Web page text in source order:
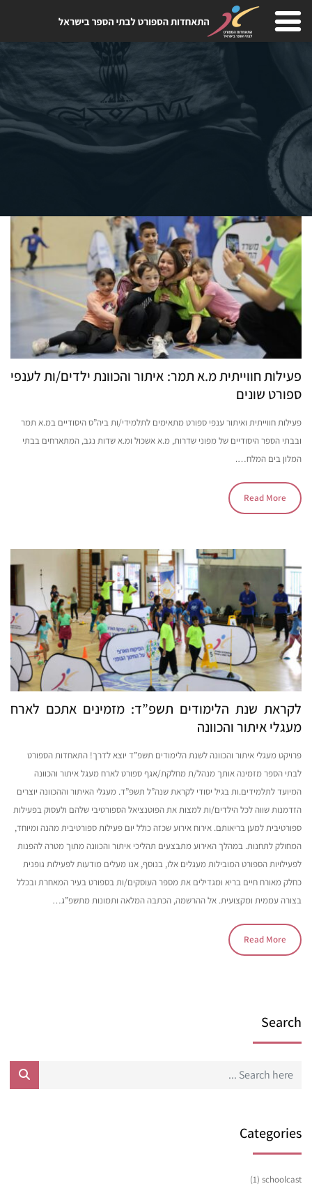
פעילות חווייתית מ.א תמר: איתור והכוונת ילדים/ות לענפי
ספורט שונים
פעילות חווייתית ואיתור ענפי ספורט מתאימים לתלמידי/ות ביה”ס היסודיים במ.א תמר
ובבתי הספר היסודיים של מפוני שדרות, מ.א אשכול ומ.א שדות נגב, המתארחים בבתי
המלון בים המלח….
Read More
לקראת שנת הלימודים תשפ”ד: מזמינים אתכם לארח
מעגלי איתור והכוונה
פרויקט מעגלי איתור והכוונה לשנת הלימודים תשפ”ד יוצא לדרך! התאחדות הספורט
לבתי הספר מזמינה אותך מנהל/ת מחלקת/אגף ספורט לארח מעגל איתור והכוונה
המיועד לתלמידים.ות בגיל יסודי לקראת שנה”ל תשפ”ד. מעגלי האיתור וההכוונה יוצרים
הזדמנות שווה לכל הילדים/ות למצות את הפוטנציאל הספורטיבי שלהם ולעסוק בפעילות
ספורטיבית למען בריאותם. אירוח אירוע שכזה כולל יום פעילות ספורטיבית מהנה ומיוחד,
המחולק לתחנות. במהלך האירוע מתבצעים תהליכי איתור והכוונה מתוך מטרה להפנות
לפעילויות הספורט המובילות מעגלים אלו, בנוסף, אנו מעלים מודעות לפעילות גופנית
כחלק מאורח חיים בריא ומגדילים את מספר העוסקים/ות בספורט בעיר המאחרת ובכלל
בצורה עממית ומקצועית. אל ההרשמה, הכתבה המלאה ותמונות מתשפ”ג…
Read More
Search
Categories
schoolcast
(1)